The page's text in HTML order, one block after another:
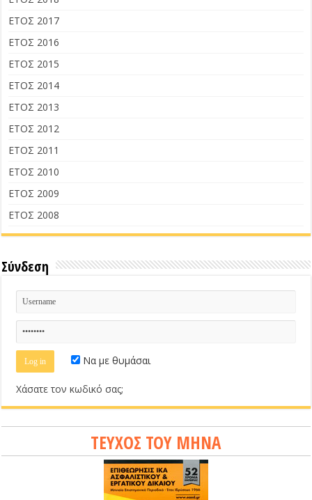
ΕΤΟΣ 2017
ΕΤΟΣ 2016
ΕΤΟΣ 2015
ΕΤΟΣ 2014
ΕΤΟΣ 2013
ΕΤΟΣ 2012
ΕΤΟΣ 2011
ΕΤΟΣ 2010
ΕΤΟΣ 2009
ΕΤΟΣ 2008
Σύνδεση
Να με θυμάσαι
Χάσατε τον κωδικό σας;
ΤΕΥΧΟΣ ΤΟΥ ΜΗΝΑ